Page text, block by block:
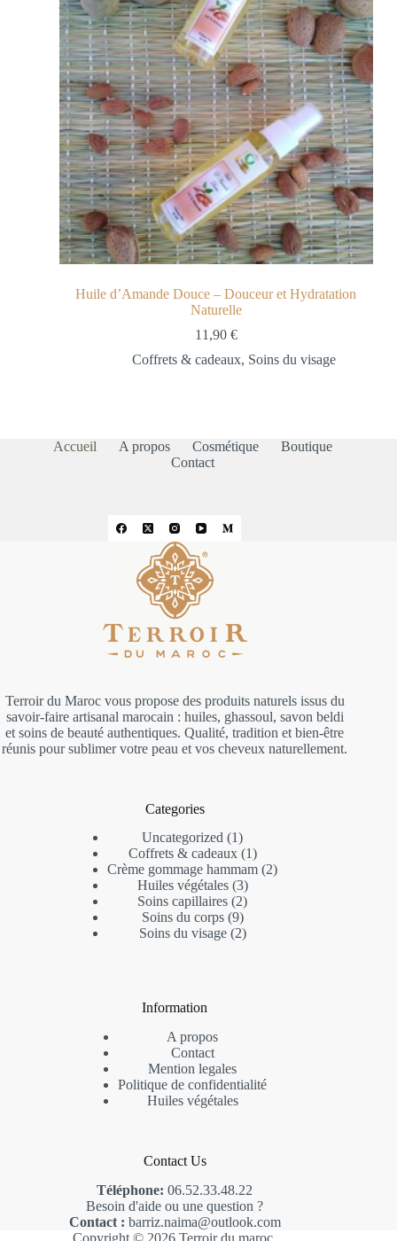
Huile d’Amande Douce – Douceur et Hydratation
Naturelle
11,90 €
Coffrets & cadeaux, Soins du visage
Accueil A propos Cosmétique
Boutique
Contact
Terroir du Maroc vous propose des produits naturels issus du
savoir-faire artisanal marocain : huiles, ghassoul, savon beldi
et soins de beauté authentiques. Qualité, tradition et bien-être
réunis pour sublimer votre peau et vos cheveux naturellement.
Categories
Uncategorized
1
Coffrets & cadeaux 1
Crème gommage hammam 2
Huiles végétales 3
Soins capillaires 2
Soins du corps 9
Soins du visage 2
Information
A propos
Contact
Mention legales
Politique de confidentialité
Huiles végétales
Contact Us
Téléphone: 06.52.33.48.22
Besoin d'aide ou une question ?
Contact : barriz.naima@outlook.com
Copyright © 2026 Terroir du maroc.